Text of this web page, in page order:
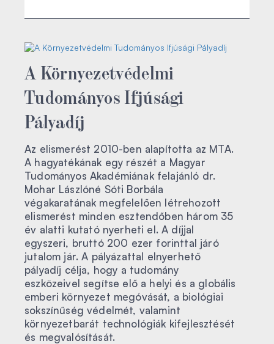
A Környezetvédelmi
Tudományos Ifjúsági
Pályadíj
Az elismerést 2010-ben alapította az MTA.
A hagyatékának egy részét a Magyar
Tudományos Akadémiának felajánló dr.
Mohar Lászlóné Sóti Borbála
végakaratának megfelelően létrehozott
elismerést minden esztendőben három 35
év alatti kutató nyerheti el. A díjjal
egyszeri, bruttó 200 ezer forinttal járó
jutalom jár. A pályázattal elnyerhető
pályadíj célja, hogy a tudomány
eszközeivel segítse elő a helyi és a globális
emberi környezet megóvását, a biológiai
sokszínűség védelmét, valamint
környezetbarát technológiák kifejlesztését
és megvalósítását.